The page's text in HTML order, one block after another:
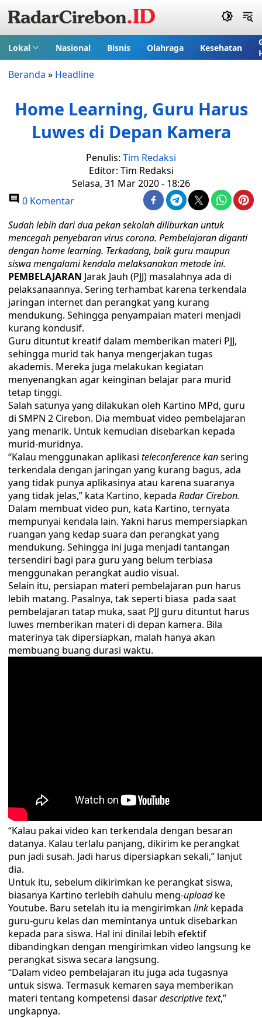
Lokal Nasional Bisnis Olahraga Kesehatan
Beranda » Headline
Home Learning, Guru Harus
Luwes di Depan Kamera
Penulis: Tim Redaksi
Editor: Tim Redaksi
Selasa, 31 Mar 2020 - 18:26
0 Komentar
Sudah lebih dari dua pekan sekolah diliburkan untuk
mencegah penyebaran virus corona. Pembelajaran diganti
dengan home learning. Terkadang, baik guru maupun
siswa mengalami kendala melaksanakan metode ini.
PEMBELAJARAN Jarak Jauh (PJJ) masalahnya ada di
pelaksanaannya. Sering terhambat karena terkendala
jaringan internet dan perangkat yang kurang
mendukung. Sehingga penyampaian materi menjadi
kurang kondusif.
Guru dituntut kreatif dalam memberikan materi PJJ,
sehingga murid tak hanya mengerjakan tugas
akademis. Mereka juga melakukan kegiatan
menyenangkan agar keinginan belajar para murid
tetap tinggi.
Salah satunya yang dilakukan oleh Kartino MPd, guru
di SMPN 2 Cirebon. Dia membuat video pembelajaran
yang menarik. Untuk kemudian disebarkan kepada
murid-muridnya.
“Kalau menggunakan aplikasi teleconferencekansering
terkendala dengan jaringan yang kurang bagus, ada
yang tidak punya aplikasinya atau karena suaranya
yang tidak jelas,” kata Kartino, kepada Radar Cirebon.
Dalam membuat video pun, kata Kartino, ternyata
mempunyai kendala lain. Yakni harus mempersiapkan
ruangan yang kedap suara dan perangkat yang
mendukung. Sehingga ini juga menjadi tantangan
tersendiri bagi para guru yang belum terbiasa
menggunakan perangkat audio visual.
Selain itu, persiapan materi pembelajaran pun harus
lebih matang. Pasalnya, tak seperti biasa pada saat
pembelajaran tatap muka, saat PJJ guru dituntut harus
luwes memberikan materi di depan kamera. Bila
materinya tak dipersiapkan, malah hanya akan
membuang buang durasi waktu.
“Kalau pakai video kan terkendala dengan besaran
datanya. Kalau terlalu panjang, dikirim ke perangkat
pun jadi susah. Jadi harus dipersiapkan sekali,” lanjut
dia.
Untuk itu, sebelum dikirimkan ke perangkat siswa,
biasanya Kartino terlebih dahulu meng-uploadke
Youtube. Baru setelah itu ia mengirimkan link kepada
guru-guru kelas dan memintanya untuk disebarkan
kepada para siswa. Hal ini dinilai lebih efektif
dibandingkan dengan mengirimkan video langsung ke
perangkat siswa secara langsung.
“Dalam video pembelajaran itu juga ada tugasnya
untuk siswa. Termasuk kemaren saya memberikan
materi tentang kompetensi dasardescriptive text,”
ungkapnya.